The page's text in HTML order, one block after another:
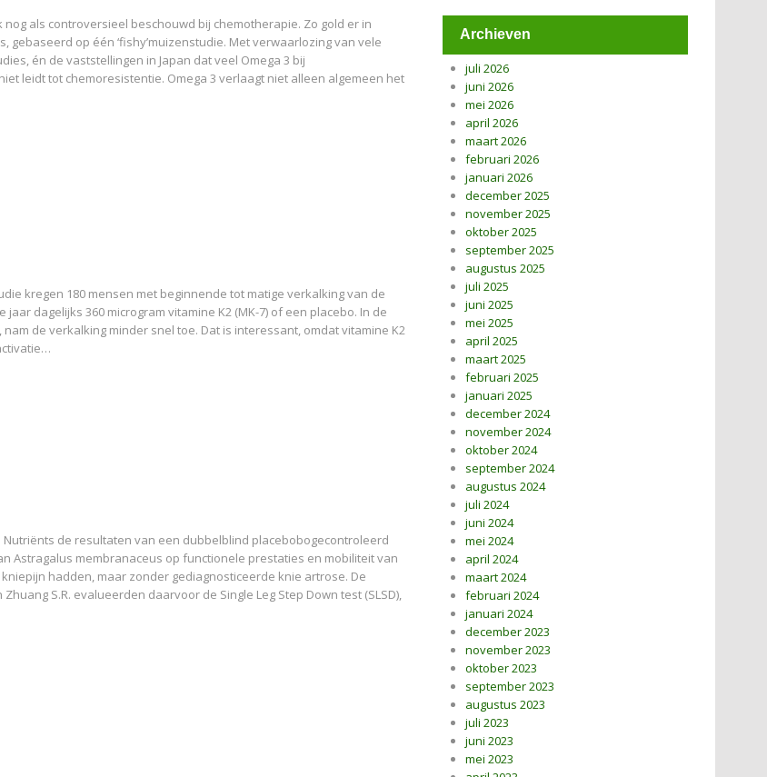
als controversieel beschouwd bij chemotherapie. Zo gold er in
gebaseerd op één ‘fishy’muizenstudie. Met verwaarlozing van vele
én de vaststellingen in Japan dat veel Omega 3 bij
leidt tot chemoresistentie. Omega 3 verlaagt niet alleen algemeen het
kregen 180 mensen met beginnende tot matige verkalking van de
dagelijks 360 microgram vitamine K2 (MK-7) of een placebo. In de
de verkalking minder snel toe. Dat is interessant, omdat vitamine K2
Nutriënts de resultaten van een dubbelblind placebobogecontroleerd
Astragalus membranaceus op functionele prestaties en mobiliteit van
hadden, maar zonder gediagnosticeerde knie artrose. De
S.R. evalueerden daarvoor de Single Leg Step Down test (SLSD),
Archieven
juli 2026
juni 2026
mei 2026
april 2026
maart 2026
februari 2026
januari 2026
december 2025
november 2025
oktober 2025
september 2025
augustus 2025
juli 2025
juni 2025
mei 2025
april 2025
maart 2025
februari 2025
januari 2025
december 2024
november 2024
oktober 2024
september 2024
augustus 2024
juli 2024
juni 2024
mei 2024
april 2024
maart 2024
februari 2024
januari 2024
december 2023
november 2023
oktober 2023
september 2023
augustus 2023
juli 2023
juni 2023
mei 2023